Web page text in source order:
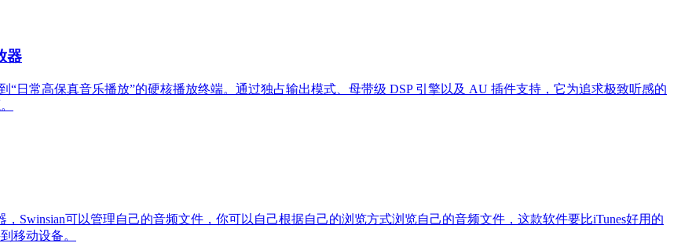
器
“日常高保真音乐播放”的硬核播放终端。通过独占输出模式、母带级 DSP 引擎以及 AU 插件支持，它为追求极致听感的
，Swinsian可以管理自己的音频文件，你可以自己根据自己的浏览方式浏览自己的音频文件，这款软件要比iTunes好用的
移动设备。